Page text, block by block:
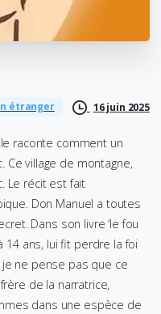
étranger 16 juin 2025
raconte comment un
Ce village de montagne,
Le récit est fait
Don Manuel a toutes
Dans son livre ‘le fou
14 ans, lui fit perdre la foi
je ne pense pas que ce
de la narratrice,
dans une espèce de